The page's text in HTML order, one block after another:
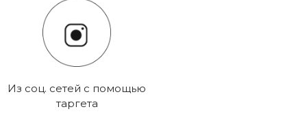
Из соц. сетей с помощью
таргета